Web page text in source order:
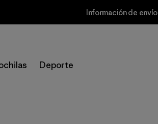
Información de envío
Deporte